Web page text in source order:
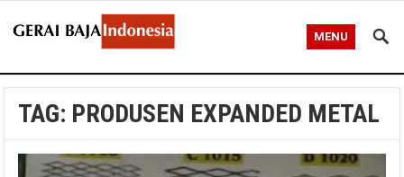
MENU
TAG: PRODUSEN EXPANDED METAL